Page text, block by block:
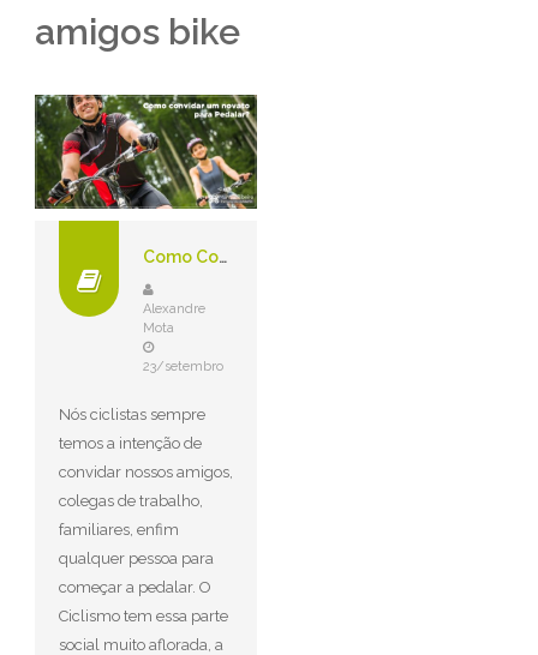
amigos bike
Como Convidar um Novato Para Pedalar?
Alexandre
Mota
23/setembro
Nós ciclistas sempre
temos a intenção de
convidar nossos amigos,
colegas de trabalho,
familiares, enfim
qualquer pessoa para
começar a pedalar. O
Ciclismo tem essa parte
social muito aflorada, a